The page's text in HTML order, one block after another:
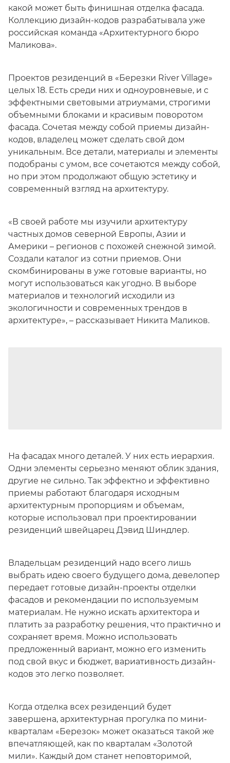
какой может быть финишная отделка фасада.
Коллекцию дизайн-кодов разрабатывала уже
российская команда «Архитектурного бюро
Маликова».
Проектов резиденций в «Березки River Village»
целых 18. Есть среди них и одноуровневые, и с
эффектными световыми атриумами, строгими
объемными блоками и красивым поворотом
фасада. Сочетая между собой приемы дизайн-
кодов, владелец может сделать свой дом
уникальным. Все детали, материалы и элементы
подобраны с умом, все сочетаются между собой,
но при этом продолжают общую эстетику и
современный взгляд на архитектуру.
«В своей работе мы изучили архитектуру
частных домов северной Европы, Азии и
Америки – регионов с похожей снежной зимой.
Создали каталог из сотни приемов. Они
скомбинированы в уже готовые варианты, но
могут использоваться как угодно. В выборе
материалов и технологий исходили из
экологичности и современных трендов в
архитектуре», – рассказывает Никита Маликов.
На фасадах много деталей. У них есть иерархия.
Одни элементы серьезно меняют облик здания,
другие не сильно. Так эффектно и эффективно
приемы работают благодаря исходным
архитектурным пропорциям и объемам,
которые использовал при проектировании
резиденций швейцарец Дэвид Шиндлер.
Владельцам резиденций надо всего лишь
выбрать идею своего будущего дома, девелопер
передает готовые дизайн-проекты отделки
фасадов и рекомендации по используемым
материалам. Не нужно искать архитектора и
платить за разработку решения, что практично и
сохраняет время. Можно использовать
предложенный вариант, можно его изменить
под свой вкус и бюджет, вариативность дизайн-
кодов это легко позволяет.
Когда отделка всех резиденций будет
завершена, архитектурная прогулка по мини-
кварталам «Березок» может оказаться такой же
впечатляющей, как по кварталам «Золотой
мили». Каждый дом станет неповторимой,